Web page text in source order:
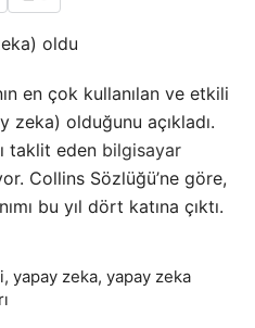
oldu
en çok kullanılan ve etkili
zeka) olduğunu açıkladı.
taklit eden bilgisayar
Collins Sözlüğü’ne göre,
bu yıl dört katına çıktı.
yapay zeka, yapay zeka